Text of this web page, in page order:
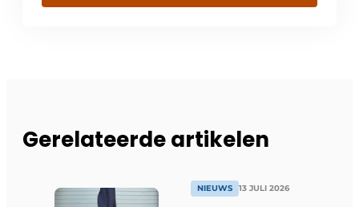
Gerelateerde artikelen
NIEUWS 13 JULI 2026